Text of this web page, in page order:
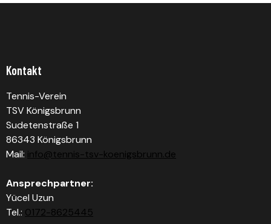
Kontakt
Tennis-Verein
TSV Königsbrunn
Sudetenstraße 1
86343 Königsbrunn
Mail: info@tennis-tsv-koenigsbrunn.de
Ansprechpartner:
Yücel Uzun
Tel.: 0172-8625445